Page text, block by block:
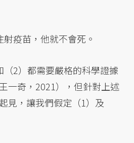
射疫苗，他就不會死。
2）都需要嚴格的科學證據
一奇，2021），但針對上述
見，讓我們假定（1）及